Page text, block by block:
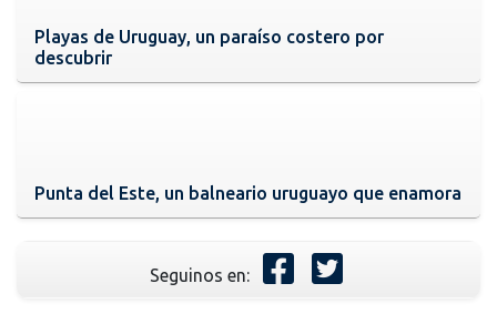
Playas de Uruguay, un paraíso costero por
descubrir
Punta del Este, un balneario uruguayo que enamora
Seguinos en: